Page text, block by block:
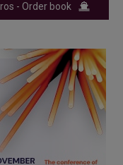
- Order book